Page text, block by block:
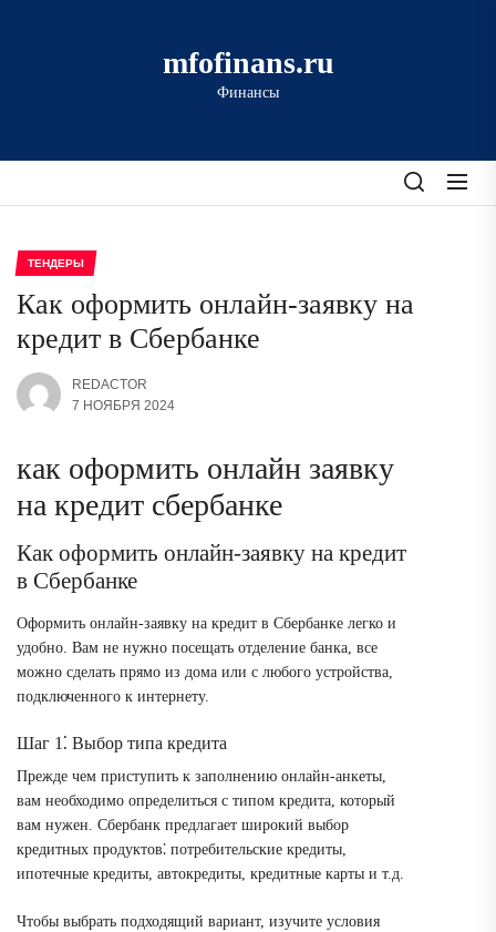
mfofinans.ru
Финансы
ТЕНДЕРЫ
Как оформить онлайн-заявку на
кредит в Сбербанке
REDACTOR
7 НОЯБРЯ 2024
как оформить онлайн заявку
на кредит сбербанке
Как оформить онлайн-заявку на кредит
в Сбербанке
Оформить онлайн-заявку на кредит в Сбербанке легко и
удобно. Вам не нужно посещать отделение банка, все
можно сделать прямо из дома или с любого устройства,
подключенного к интернету.
Шаг 1⁚ Выбор типа кредита
Прежде чем приступить к заполнению онлайн-анкеты,
вам необходимо определиться с типом кредита, который
вам нужен. Сбербанк предлагает широкий выбор
кредитных продуктов⁚ потребительские кредиты,
ипотечные кредиты, автокредиты, кредитные карты и т.д.
Чтобы выбрать подходящий вариант, изучите условия